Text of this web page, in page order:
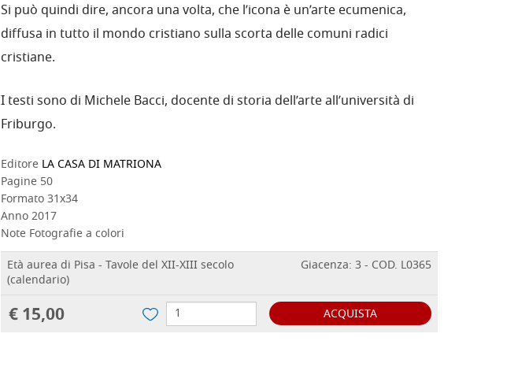
Si può quindi dire, ancora una volta, che l’icona è un’arte ecumenica,
diffusa in tutto il mondo cristiano sulla scorta delle comuni radici
cristiane.
I testi sono di Michele Bacci, docente di storia dell’arte all’università di
Friburgo.
Editore LA CASA DI MATRIONA
Pagine 50
Formato31x34
Anno2017
Note Fotografie a colori
Età aurea di Pisa - Tavole del XII-XIII secolo
(calendario)
Giacenza: 3 - COD. L0365
€ 15,00 ACQUISTA